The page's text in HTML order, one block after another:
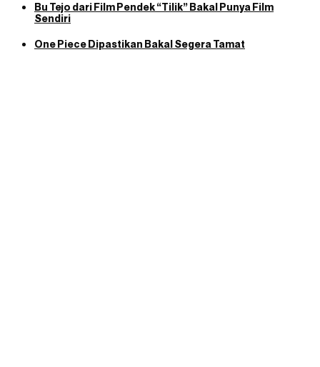
Bu Tejo dari Film Pendek “Tilik” Bakal Punya Film
Sendiri
One Piece Dipastikan Bakal Segera Tamat